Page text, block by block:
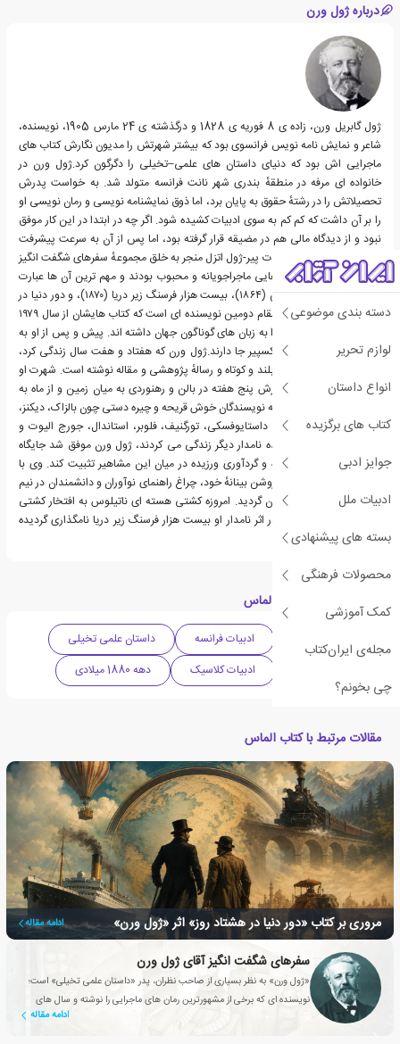
دسته بندی موضوعی
لوازم تحریر
انواع داستان
کتاب های برگزیده
جوایز ادبی
ادبیات ملل
بسته های پیشنهادی
محصولات فرهنگی
کمک آموزشی
مجله‌ی ایران‌کتاب
چی بخونم؟
درباره ژول ورن
ژول گابریل ورن، زاده ی 8 فوریه ی 1828 و درگذشته ی 24 مارس 1905، نویسنده،
شاعر و نمایش نامه نویس فرانسوی بود که بیشتر شهرتش را مدیون نگارش کتاب های
ماجرایی اش بود که دنیای داستان های علمی–تخیلی را دگرگون کرد.ژول ورن در
خانواده ای مرفه در منطقهٔ بندری شهر نانت فرانسه متولد شد. به خواست پدرش
تحصیلاتش را در رشتهٔ حقوق به پایان برد، اما ذوق نمایشنامه نویسی و رمان نویسی او
را بر آن داشت که کم کم به سوی ادبیات کشیده شود. اگر چه در ابتدا در این کار موفق
نبود و از دیدگاه مالی هم در مضیقه قرار گرفته بود، اما پس از آن به سرعت پیشرفت
کرد.همکاری ورن با انتشارات پیر-ژول اتزل منجر به خلق مجموعهٔ سفرهای شگفت انگیز
شد که مجموعه داستان هایی ماجراجویانه و محبوب بودند و مهم ترین آن ها عبارت
بودند از سفر به مرکز زمین (۱۸۶۴)، بیست هزار فرسنگ زیر دریا (۱۸۷۰)، و دور دنیا در
هشتاد روز (۱۸۷۳).او در مقام دومین نویسنده ای است که کتاب هایشان از سال ۱۹۷۹
تاکنون، بیشترین ترجمه را به زبان های گوناگون جهان داشته اند. پیش و پس از او به
ترتیب آگاتا کریستی و شکسپیر جا دارند.ژول ورن که هفتاد و هفت سال زندگی کرد،
نزدیک به هشتاد داستان بلند و کوتاه و رسالهٔ پژوهشی و مقاله نوشته است. شهرت او
با سه داستان بلند مشهورش پنج هفته در بالن و رهنوردی به میان زمین و از ماه به
زمین آغاز شد. در عصری که نویسندگان خوش قریحه و چیره دستی چون بالزاک، دیکنز،
الکساندر دوما، تولستوی، داستایوفسکی، تورگنیف، فلوبر، استاندال، جورج الیوت و
امیل زولا و ده ها نویسنده نامدار دیگر زندگی می کردند، ژول ورن موفق شد جایگاه
خود را به عنوان نویسنده و گردآوری ورزیده در میان این مشاهیر تثبیت کند. وی با
پیش بینی های ارزنده و روشن بینانهٔ خود، چراغ راهنمای نوآوران و دانشمندان در نیم
و حتی یک سده پس از آن گردید. امروزه کشتی هسته ای ناتیلوس به افتخار کشتی
افسانه ای به همین نام در اثر نامدار او بیست هزار فرسنگ زیر دریا نامگذاری گردیده
است.
دسته بندی های کتاب الماس‏‫
ادبیات فرانسه
داستان علمی تخیلی
ادبیات کلاسیک دهه 1880 میلادی
مقالات مرتبط با کتاب الماس‏‫
مروری بر کتاب «دور دنیا در هشتاد روز» اثر «ژول ورن» ادامه مقاله
سفرهای شگفت انگیز آقای ژول ورن
«ژول ورن» به نظر بسیاری از صاحب نظران، پدر «داستان علمی تخیلی» است؛
نویسنده ای که برخی از مشهورترین رمان های ماجرایی را نوشته و سال های
ادامه مقاله